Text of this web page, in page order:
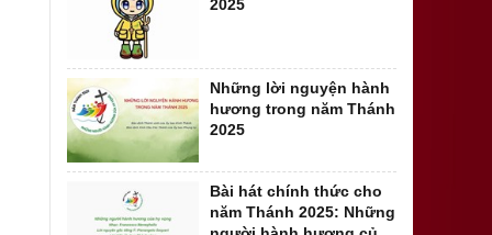
2025
Những lời nguyện hành
hương trong năm Thánh
2025
Bài hát chính thức cho
năm Thánh 2025: Những